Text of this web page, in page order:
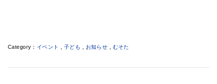
イベント 子ども お知らせ むそた